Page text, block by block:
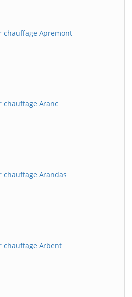
chauffage Apremont
chauffage Aranc
chauffage Arandas
chauffage Arbent